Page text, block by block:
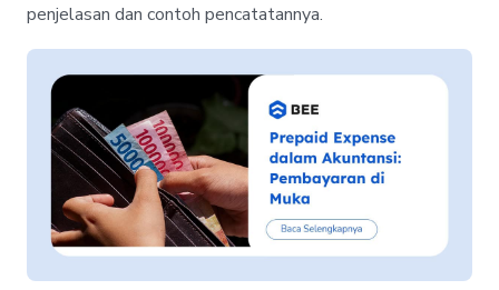
penjelasan dan contoh pencatatannya.